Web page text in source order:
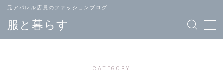
服と暮らす
元アパレル店員のファッションブログ
CATEGORY